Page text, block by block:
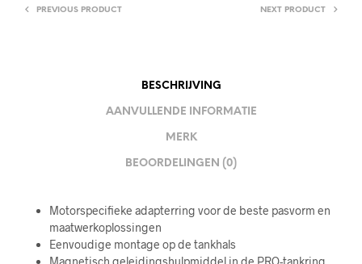
PREVIOUS PRODUCT NEXT PRODUCT
BESCHRIJVING
AANVULLENDE INFORMATIE
MERK
BEOORDELINGEN (0)
Motorspecifieke adapterring voor de beste pasvorm en
maatwerkoplossingen
Eenvoudige montage op de tankhals